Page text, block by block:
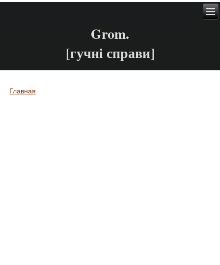
Grom.
[гучні справи]
Вы здесь
Главная